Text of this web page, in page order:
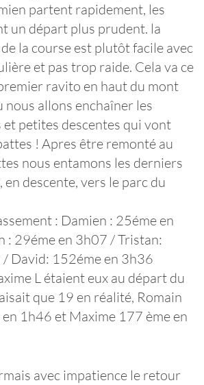
partent rapidement, les
un départ plus prudent. la
la course est plutôt facile avec
et pas trop raide. Cela va ce
ravito en haut du mont
nous allons enchaîner les
petites descentes qui vont
! Apres être remonté au
nous entamons les derniers
descente, vers le parc du
: Damien : 25éme en
: 29éme en 3h07 / Tristan:
David: 152éme en 3h36
L étaient eux au départ du
que 19 en réalité, Romain
1h46 et Maxime 177 ème en
avec impatience le retour